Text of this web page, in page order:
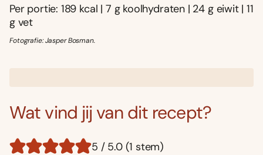
Per portie: 189 kcal | 7 g koolhydraten | 24 g eiwit | 11
g vet
Fotografie: Jasper Bosman.
Wat vind jij van dit recept?
5 / 5.0 (1 stem)